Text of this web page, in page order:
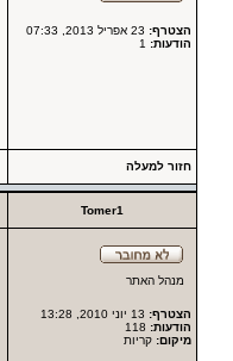
הצטרף:
הודעות:
חזור למעלה
Tomer1
מנהל האתר
הצטרף:
הודעות:
מיקום: קריות